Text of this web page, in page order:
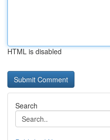
HTML is disabled
Search